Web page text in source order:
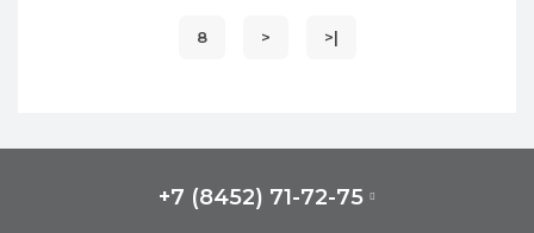
8 > >|
+7 (8452) 71-72-75